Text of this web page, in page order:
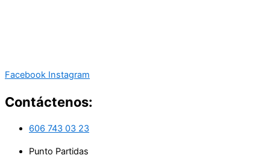
Facebook Instagram
Contáctenos:
606 743 03 23
Punto Partidas